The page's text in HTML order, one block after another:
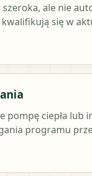
ale nie
się w
pompę ciepła lub
programu